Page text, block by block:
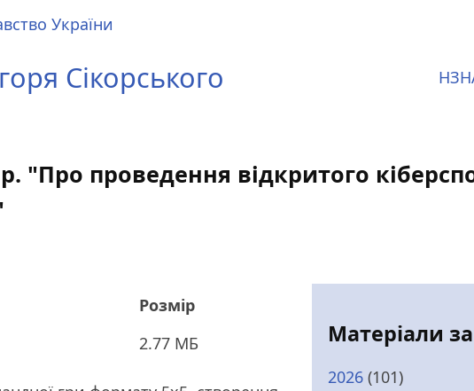
України
Сікорського НЗ
"Про проведення відкритого
Розмір
2.77 МБ Матеріали
2026 (101)